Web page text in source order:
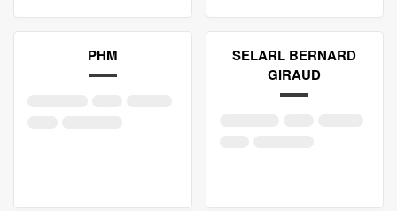
PHM
SELARL BERNARD
GIRAUD